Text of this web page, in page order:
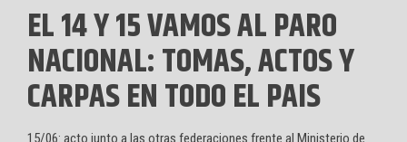
EL 14 Y 15 VAMOS AL PARO
NACIONAL: TOMAS, ACTOS Y
CARPAS EN TODO EL PAIS
15/06: acto junto a las otras federaciones frente al Ministerio de